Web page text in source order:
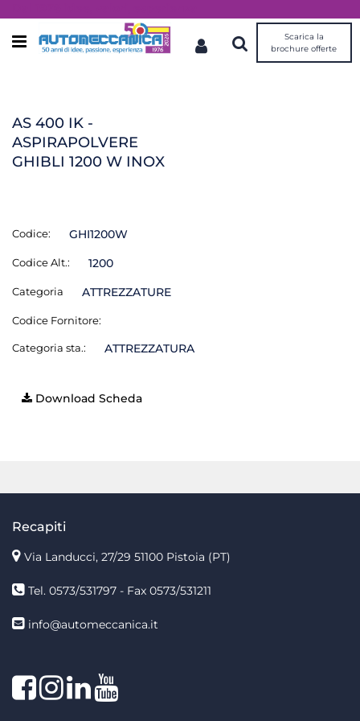
Open menu
Scarica la
brochure offerte
AS 400 IK -
ASPIRAPOLVERE
GHIBLI 1200 W INOX
Codice: GHI1200W
Codice Alt.: 1200
Categoria ATTREZZATURE
Codice Fornitore:
Categoria sta.: ATTREZZATURA
Download Scheda
Recapiti
Via Landucci, 27/29 51100 Pistoia (PT)
Tel. 0573/531797 - Fax 0573/531211
info@automeccanica.it
FacebookInstagram
linkedin